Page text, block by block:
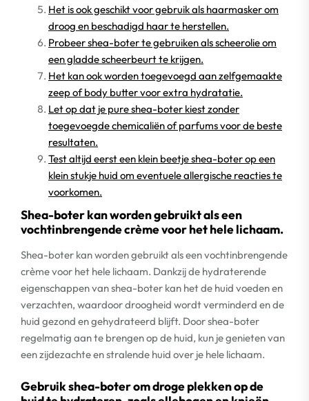
Het is ook geschikt voor gebruik als haarmasker om
droog en beschadigd haar te herstellen.
Probeer shea-boter te gebruiken als scheerolie om
een gladde scheerbeurt te krijgen.
Het kan ook worden toegevoegd aan zelfgemaakte
zeep of body butter voor extra hydratatie.
Let op dat je pure shea-boter kiest zonder
toegevoegde chemicaliën of parfums voor de beste
resultaten.
Test altijd eerst een klein beetje shea-boter op een
klein stukje huid om eventuele allergische reacties te
voorkomen.
Shea-boter kan worden gebruikt als een
vochtinbrengende crème voor het hele lichaam.
Shea-boter kan worden gebruikt als een vochtinbrengende
crème voor het hele lichaam. Dankzij de hydraterende
eigenschappen van shea-boter kan het de huid voeden en
verzachten, waardoor droogheid wordt verminderd en de
huid gezond en gehydrateerd blijft. Door shea-boter
regelmatig aan te brengen op de huid, kun je genieten van
een zijdezachte en stralende huid over je hele lichaam.
Gebruik shea-boter om droge plekken op de